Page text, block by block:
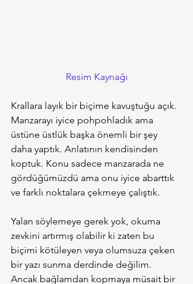
Resim Kaynağı
Krallara layık bir biçime kavuştuğu açık.
Manzarayı iyice pohpohladık ama
üstüne üstlük başka önemli bir şey
daha yaptık. Anlatının kendisinden
koptuk. Konu sadece manzarada ne
gördüğümüzdü ama onu iyice abarttık
ve farklı noktalara çekmeye çalıştık.
Yalan söylemeye gerek yok, okuma
zevkini artırmış olabilir ki zaten bu
biçimi kötüleyen veya olumsuza çeken
bir yazı sunma derdinde değilim.
Ancak bağlamdan kopmaya müsait bir